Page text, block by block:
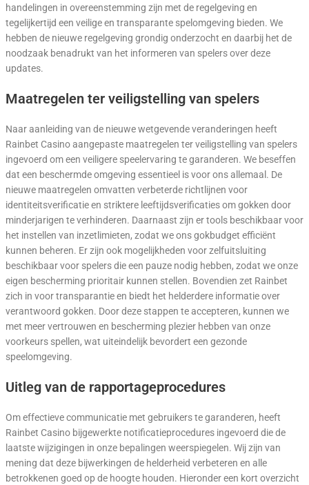
handelingen in overeenstemming zijn met de regelgeving en
tegelijkertijd een veilige en transparante spelomgeving bieden. We
hebben de nieuwe regelgeving grondig onderzocht en daarbij het de
noodzaak benadrukt van het informeren van spelers over deze
updates.
Maatregelen ter veiligstelling van spelers
Naar aanleiding van de nieuwe wetgevende veranderingen heeft
Rainbet Casino aangepaste maatregelen ter veiligstelling van spelers
ingevoerd om een veiligere speelervaring te garanderen. We beseffen
dat een beschermde omgeving essentieel is voor ons allemaal. De
nieuwe maatregelen omvatten verbeterde richtlijnen voor
identiteitsverificatie en striktere leeftijdsverificaties om gokken door
minderjarigen te verhinderen. Daarnaast zijn er tools beschikbaar voor
het instellen van inzetlimieten, zodat we ons gokbudget efficiënt
kunnen beheren. Er zijn ook mogelijkheden voor zelfuitsluiting
beschikbaar voor spelers die een pauze nodig hebben, zodat we onze
eigen bescherming prioritair kunnen stellen. Bovendien zet Rainbet
zich in voor transparantie en biedt het helderdere informatie over
verantwoord gokken. Door deze stappen te accepteren, kunnen we
met meer vertrouwen en bescherming plezier hebben van onze
voorkeurs spellen, wat uiteindelijk bevordert een gezonde
speelomgeving.
Uitleg van de rapportageprocedures
Om effectieve communicatie met gebruikers te garanderen, heeft
Rainbet Casino bijgewerkte notificatieprocedures ingevoerd die de
laatste wijzigingen in onze bepalingen weerspiegelen. Wij zijn van
mening dat deze bijwerkingen de helderheid verbeteren en alle
betrokkenen goed op de hoogte houden. Hieronder een kort overzicht